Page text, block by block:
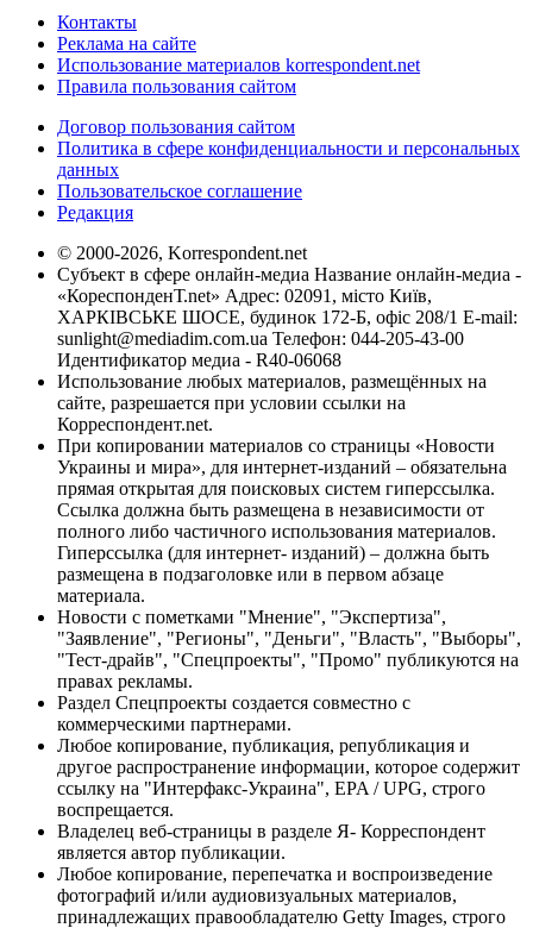
Контакты
Реклама на сайте
Использование материалов korrespondent.net
Правила пользования сайтом
Договор пользования сайтом
Политика в сфере конфиденциальности и персональных
данных
Пользовательское соглашение
Редакция
© 2000-2026, Korrespondent.net
Субъект в сфере онлайн-медиа Название онлайн-медиа -
«КореспонденТ.net» Адрес: 02091, місто Київ,
ХАРКІВСЬКЕ ШОСЕ, будинок 172-Б, офіс 208/1 E-mail:
sunlight@mediadim.com.ua Телефон: 044-205-43-00
Идентификатор медиа - R40-06068
Использование любых материалов, размещённых на
сайте, разрешается при условии ссылки на
Корреспондент.net.
При копировании материалов со страницы «Новости
Украины и мира», для интернет-изданий – обязательна
прямая открытая для поисковых систем гиперссылка.
Ссылка должна быть размещена в независимости от
полного либо частичного использования материалов.
Гиперссылка (для интернет- изданий) – должна быть
размещена в подзаголовке или в первом абзаце
материала.
Новости с пометками "Мнение", "Экспертиза",
"Заявление", "Регионы", "Деньги", "Власть", "Выборы",
"Тест-драйв", "Спецпроекты", "Промо" публикуются на
правах рекламы.
Раздел Спецпроекты создается совместно с
коммерческими партнерами.
Любое копирование, публикация, републикация и
другое распространение информации, которое содержит
ссылку на "Интерфакс-Украина", EPA / UPG, строго
воспрещается.
Владелец веб-страницы в разделе Я- Корреспондент
является автор публикации.
Любое копирование, перепечатка и воспроизведение
фотографий и/или аудиовизуальных материалов,
принадлежащих правообладателю Getty Images, строго